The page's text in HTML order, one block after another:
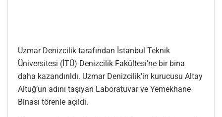
Uzmar Denizcilik tarafından İstanbul Teknik
Üniversitesi (İTÜ) Denizcilik Fakültesi’ne bir bina
daha kazandırıldı. Uzmar Denizcilik’in kurucusu Altay
Altuğ’un adını taşıyan Laboratuvar ve Yemekhane
Binası törenle açıldı.